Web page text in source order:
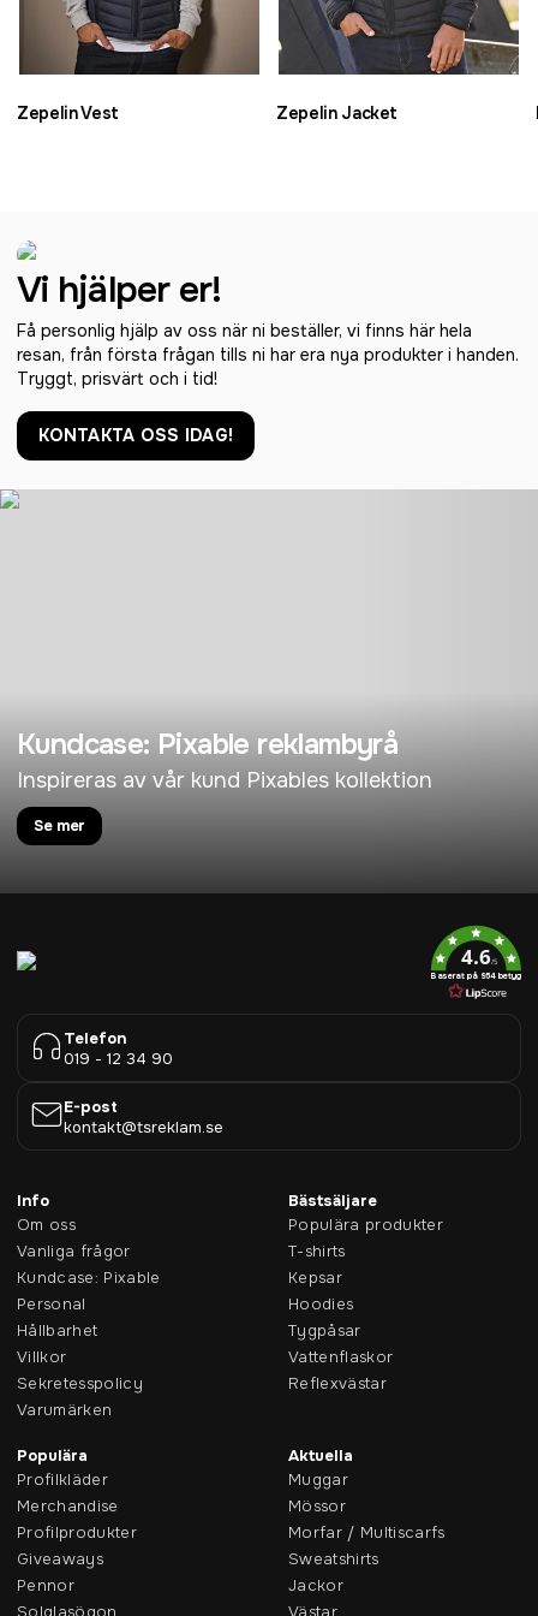
Zepelin Vest Zepelin Jacket
Vi hjälper er!
Få personlig hjälp av oss när ni beställer, vi finns här hela
resan, från första frågan tills ni har era nya produkter i handen.
Tryggt, prisvärt och i tid!
KONTAKTA OSS IDAG!
Kundcase: Pixable reklambyrå
Inspireras av vår kund Pixables kollektion
Se mer
4.6/5
Baserat på 954 betyg
Telefon
019 - 12 34 90
E-post
kontakt@tsreklam.se
Info
Om oss
Vanliga frågor
Kundcase: Pixable
Personal
Hållbarhet
Villkor
Sekretesspolicy
Varumärken
Bästsäljare
Populära produkter
T-shirts
Kepsar
Hoodies
Tygpåsar
Vattenflaskor
Reflexvästar
Populära
Profilkläder
Merchandise
Profilprodukter
Giveaways
Pennor
Solglasögon
Aktuella
Muggar
Mössor
Morfar / Multiscarfs
Sweatshirts
Jackor
Västar